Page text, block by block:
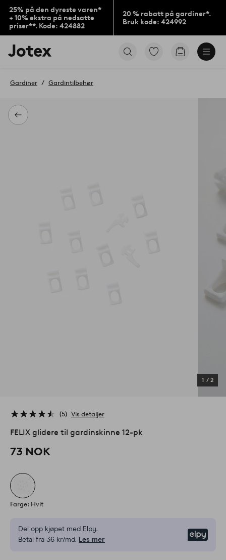
25% på den dyreste varen*
+ 10% ekstra på nedsatte
priser**. Kode: 424882
20 % rabatt på gardiner*.
Bruk kode: 424992
Jotex’
logo
til
Gå
Gå
Tilbake
Gardiner Gardintilbehør
1 / 2
5 Vis detaljer
FELIX glidere til gardinskinne 12-pk
73 NOK
Farge: Hvit
Del opp kjøpet med Elpy.
Betal fra 36 kr/md. Les mer